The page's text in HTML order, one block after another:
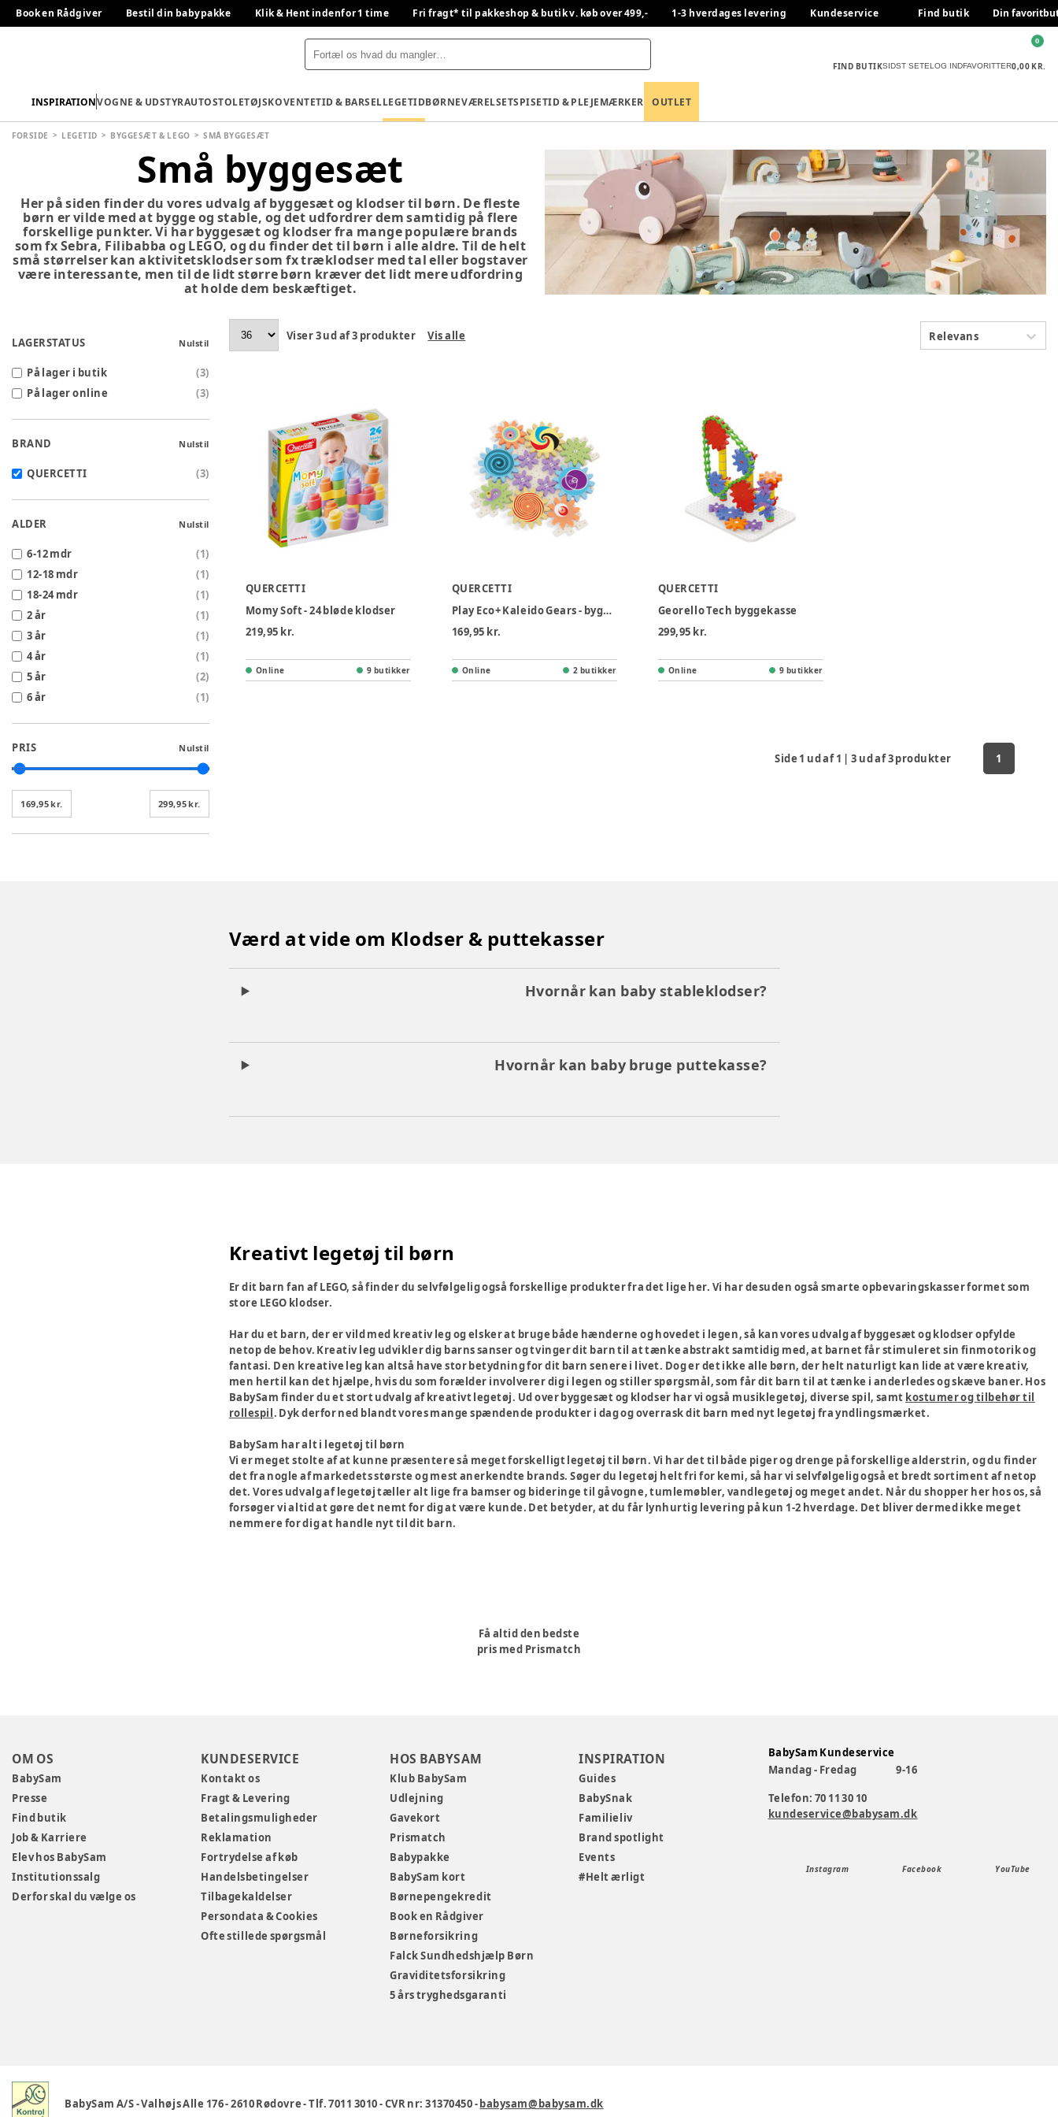
Book en Rådgiver Bestil din babypakke Klik & Hent indenfor 1 time Fri fragt* til pakkeshop & butik v. køb over 499,- 1-3 hverdages levering Kundeservice Find butik Din
FIND BUTIKSIDST SETELOG INDFAVORITTER0,00 KR.
0
INSPIRATIONVOGNE & UDSTYRAUTOSTOLETØJSKOVENTETID & BARSELLEGETIDBØRNEVÆRELSETSPISETID & PLEJEMÆRKER OUTLET
FORSIDE LEGETID BYGGESÆT & LEGO SMÅ BYGGESÆT
Små byggesæt
Her på siden finder du vores udvalg af byggesæt og klodser til børn. De fleste
børn er vilde med at bygge og stable, og det udfordrer dem samtidig på flere
forskellige punkter. Vi har byggesæt og klodser fra mange populære brands
som fx Sebra, Filibabba og LEGO, og du finder det til børn i alle aldre. Til de helt
små størrelser kan aktivitetsklodser som fx træklodser med tal eller bogstaver
være interessante, men til de lidt større børn kræver det lidt mere udfordring
at holde dem beskæftiget.
LAGERSTATUS Nulstil
På lager i butik (3)
På lager online
(3)
BRAND Nulstil
QUERCETTI (3)
ALDER Nulstil
6-12 mdr (1)
12-18 mdr
(1)
18-24 mdr
(1)
2 år
(1)
3 år
(1)
4 år
(1)
5 år
(2)
6 år
(1)
PRIS Nulstil
169,95 kr. 299,95 kr.
Viser3ud af3 produkter Vis alle Relevans
QUERCETTI
Momy Soft - 24 bløde klodser
219,95 kr.
Online 9 butikker
QUERCETTI
Play Eco+ Kaleido Gears - byggesæt med tandhjul
169,95 kr.
Online 2 butikker
QUERCETTI
Georello Tech byggekasse
299,95 kr.
Online 9 butikker
Side 1 ud af1 |3 ud af3produkter 1
Værd at vide om Klodser & puttekasser
Hvornår kan baby stableklodser?
Hvornår kan baby bruge puttekasse?
Kreativt legetøj til børn
Er dit barn fan af LEGO, så finder du selvfølgelig også forskellige produkter fra det lige her. Vi har desuden også smarte opbevaringskasser formet som
store LEGO klodser.
Har du et barn, der er vild med kreativ leg og elsker at bruge både hænderne og hovedet i legen, så kan vores udvalg af byggesæt og klodser opfylde
netop de behov. Kreativ leg udvikler dig barns sanser og tvinger dit barn til at tænke abstrakt samtidig med, at barnet får stimuleret sin finmotorik og
fantasi. Den kreative leg kan altså have stor betydning for dit barn senere i livet. Dog er det ikke alle børn, der helt naturligt kan lide at være kreativ,
men hertil kan det hjælpe, hvis du som forælder involverer dig i legen og stiller spørgsmål, som får dit barn til at tænke i anderledes og skæve baner. Hos
BabySam finder du et stort udvalg af kreativt legetøj. Ud over byggesæt og klodser har vi også musiklegetøj, diverse spil, samt kostumer og tilbehør til
rollespil. Dyk derfor ned blandt vores mange spændende produkter i dag og overrask dit barn med nyt legetøj fra yndlingsmærket.
BabySam har alt i legetøj til børn
Vi er meget stolte af at kunne præsentere så meget forskelligt legetøj til børn. Vi har det til både piger og drenge på forskellige alderstrin, og du finder
det fra nogle af markedets største og mest anerkendte brands. Søger du legetøj helt fri for kemi, så har vi selvfølgelig også et bredt sortiment af netop
det. Vores udvalg af legetøj tæller alt lige fra bamser og bideringe til gåvogne, tumlemøbler, vandlegetøj og meget andet. Når du shopper her hos os, så
forsøger vi altid at gøre det nemt for dig at være kunde. Det betyder, at du får lynhurtig levering på kun 1-2 hverdage. Det bliver dermed ikke meget
nemmere for dig at handle nyt til dit barn.
Få altid den bedste
pris med Prismatch
OM OS
BabySam
Presse
Find butik
Job & Karriere
Elev hos BabySam
Institutionssalg
Derfor skal du vælge os
KUNDESERVICE
Kontakt os
Fragt & Levering
Betalingsmuligheder
Reklamation
Fortrydelse af køb
Handelsbetingelser
Tilbagekaldelser
Persondata & Cookies
Ofte stillede spørgsmål
HOS BABYSAM
Klub BabySam
Udlejning
Gavekort
Prismatch
Babypakke
BabySam kort
Børnepengekredit
Book en Rådgiver
Børneforsikring
Falck Sundhedshjælp Børn
Graviditetsforsikring
5 års tryghedsgaranti
INSPIRATION
Guides
BabySnak
Familieliv
Brand spotlight
Events
#Helt ærligt
BabySam Kundeservice
Mandag - Fredag
9-16
Telefon: 70 11 30 10
kundeservice@babysam.dk
Instagram Facebook YouTube
BabySam A/S-Valhøjs Alle 176-2610 Rødovre-Tlf. 7011 3010-CVR nr: 31370450-babysam@babysam.dk